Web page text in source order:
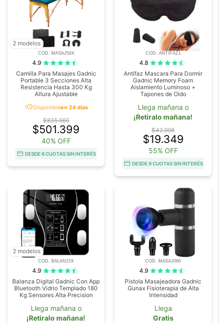
2 modelos
COD. MASAJ50X
4.9
Camilla Para Masajes Gadnic
Portable 3 Secciones Alta
Resistencia Hasta 300 Kg
Altura Ajustable
acuteDisponibleen 24 días
$835.665
$501.399
40% OFF
DESDE 6 CUOTAS SIN INTERÉS
COD. ANTIFAZ1
4.8
Antifaz Mascara Para Dormir
Gadnic Memory Foam
Aislamiento Luminoso +
Tapones de Oído
Llega mañana o
¡Retiralo mañana!
$42.998
$19.349
55% OFF
DESDE 6 CUOTAS SIN INTERÉS
2 modelos
COD. BALAN15X
4.9
Balanza Digital Gadnic Con App
Bluetooth Vidrio Templado 180
Kg Sensores Alta Precision
Llega mañana o
¡Retiralo mañana!
COD. MASAJ060
4.9
Pistola Masajeadora Gadnic
Gunax Fisioterapia de Alta
Intensidad
Llega
Gratis